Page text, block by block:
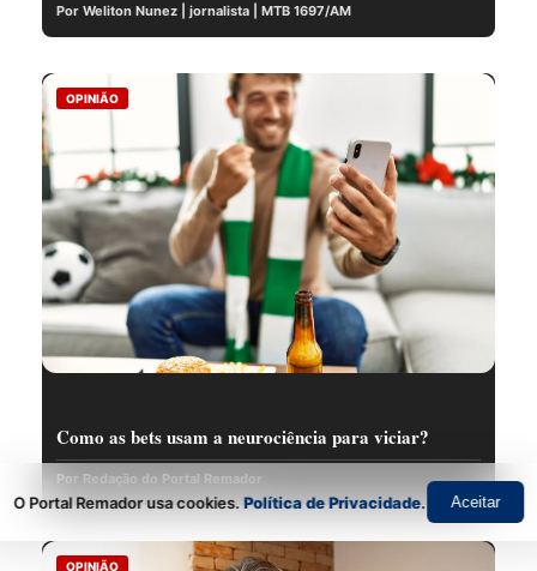
Por Weliton Nunez | jornalista | MTB 1697/AM
OPINIÃO
Como as bets usam a neurociência para viciar?
Por Redação do Portal Remador
OPINIÃO
O Portal Remador usa cookies.Política de Privacidade. Aceitar